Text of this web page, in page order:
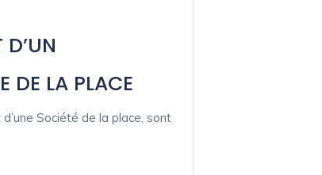
DE LA PLACE
Société de la place, sont